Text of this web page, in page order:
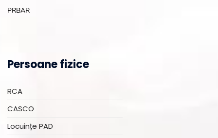
PRBAR
Persoane fizice
RCA
CASCO
Locuințe PAD